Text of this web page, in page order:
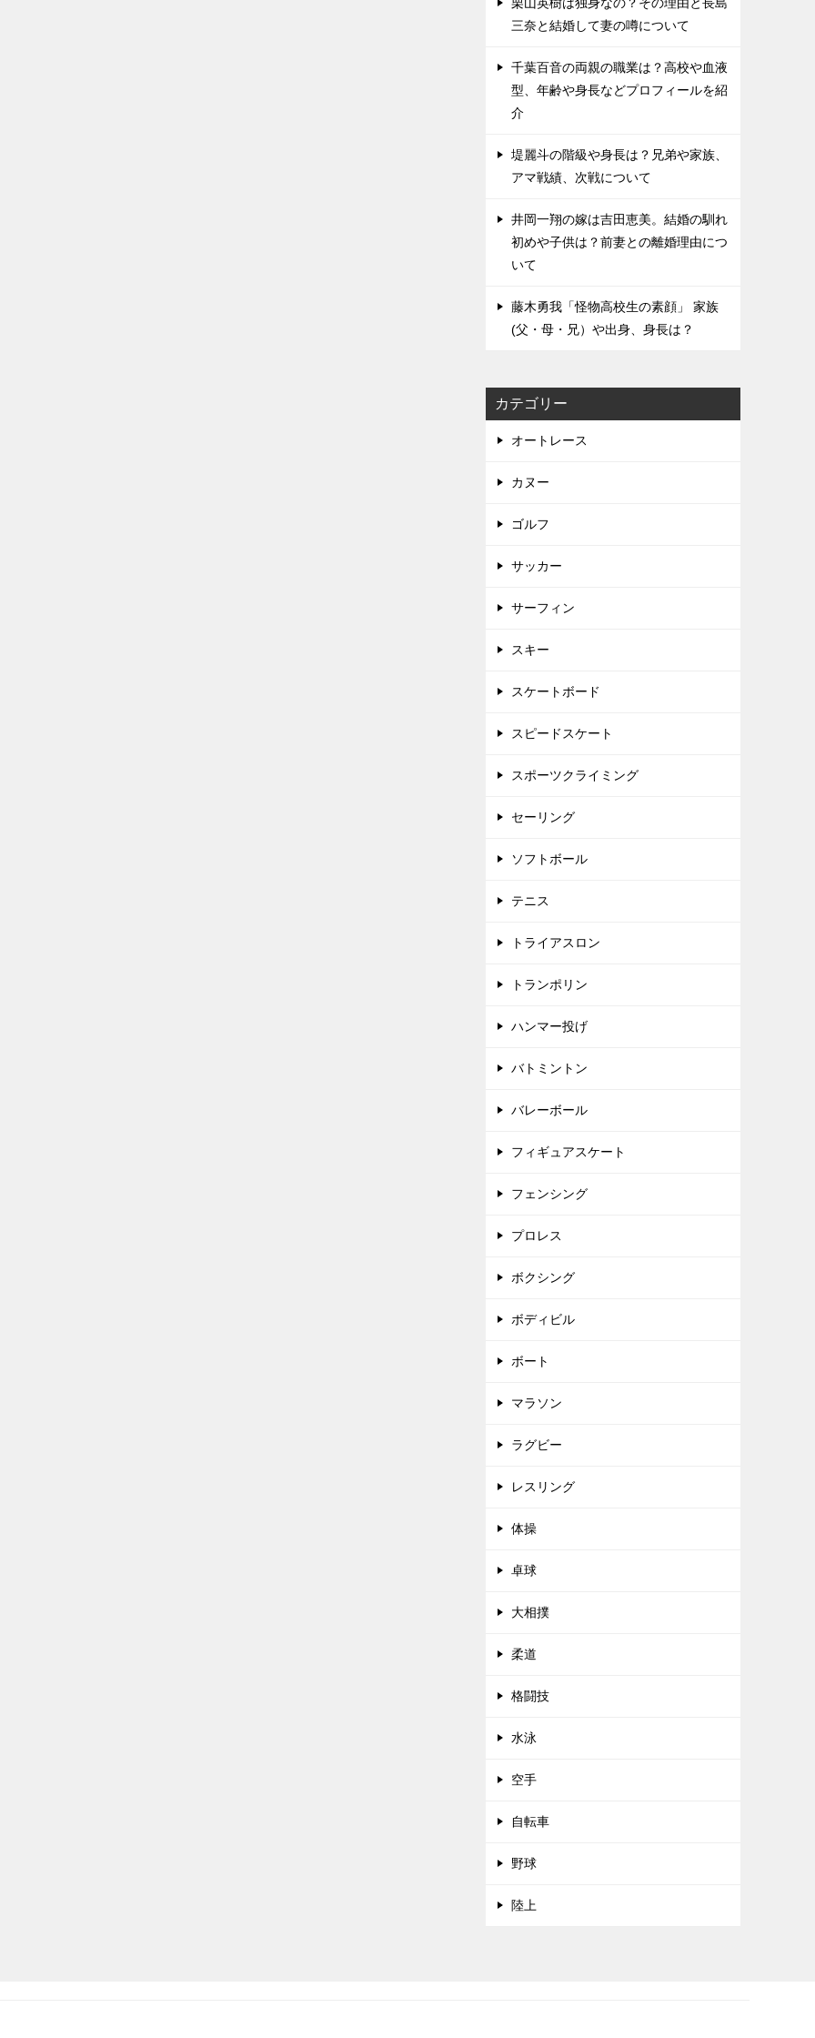
三奈と結婚して妻の噂について
千葉百音の両親の職業は？高校や血液
型、年齢や身長などプロフィールを紹
介
堤麗斗の階級や身長は？兄弟や家族、
アマ戦績、次戦について
井岡一翔の嫁は吉田恵美。結婚の馴れ
初めや子供は？前妻との離婚理由につ
いて
藤木勇我「怪物高校生の素顔」 家族
(父・母・兄）や出身、身長は？
カテゴリー
オートレース
カヌー
ゴルフ
サッカー
サーフィン
スキー
スケートボード
スピードスケート
スポーツクライミング
セーリング
ソフトボール
テニス
トライアスロン
トランポリン
ハンマー投げ
バトミントン
バレーボール
フィギュアスケート
フェンシング
プロレス
ボクシング
ボディビル
ボート
マラソン
ラグビー
レスリング
体操
卓球
大相撲
柔道
格闘技
水泳
空手
自転車
野球
陸上